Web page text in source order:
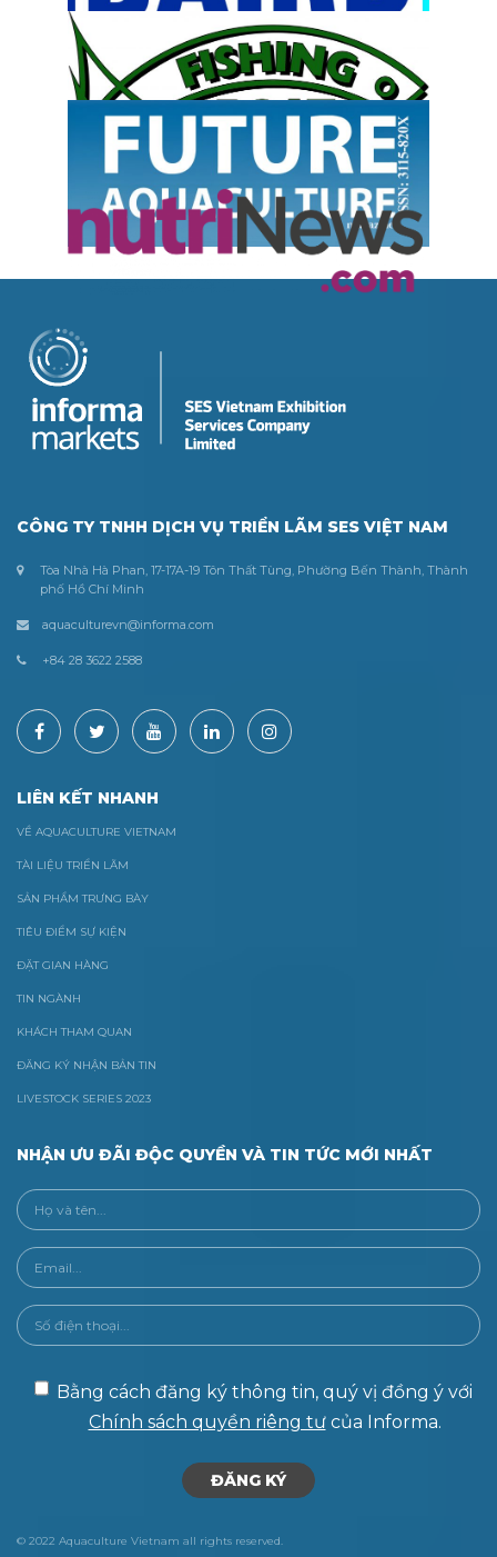
CÔNG TY TNHH DỊCH VỤ TRIỂN LÃM SES VIỆT NAM
Tòa Nhà Hà Phan, 17-17A-19 Tôn Thất Tùng, Phường Bến Thành, Thành
phố Hồ Chí Minh
aquaculturevn@informa.com
+84 28 3622 2588
LIÊN KẾT NHANH
VỀ AQUACULTURE VIETNAM
TÀI LIỆU TRIỂN LÃM
SẢN PHẨM TRƯNG BÀY
TIÊU ĐIỂM SỰ KIỆN
ĐẶT GIAN HÀNG
TIN NGÀNH
KHÁCH THAM QUAN
ĐĂNG KÝ NHẬN BẢN TIN
LIVESTOCK SERIES 2023
NHẬN ƯU ĐÃI ĐỘC QUYỀN VÀ TIN TỨC MỚI NHẤT
Bằng cách đăng ký thông tin, quý vị đồng ý với
Chính sách quyền riêng tưcủa Informa.
© 2022 Aquaculture Vietnam all rights reserved.